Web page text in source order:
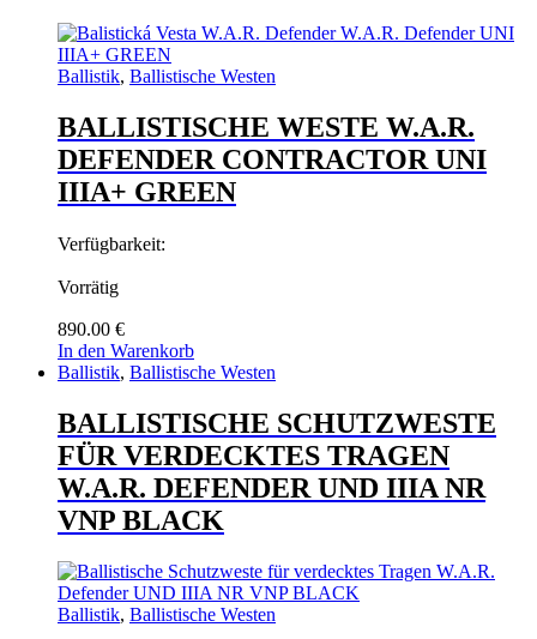
Ballistik, Ballistische Westen
BALLISTISCHE WESTE W.A.R.
DEFENDER CONTRACTOR UNI
IIIA+ GREEN
Verfügbarkeit:
Vorrätig
890.00 €
In den Warenkorb
Ballistik, Ballistische Westen
BALLISTISCHE SCHUTZWESTE
FÜR VERDECKTES TRAGEN
W.A.R. DEFENDER UND IIIA NR
VNP BLACK
Ballistik, Ballistische Westen